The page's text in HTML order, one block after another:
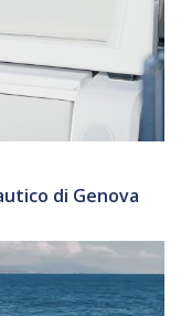
di Genova